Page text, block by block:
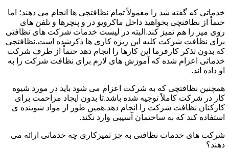
خدماتی که گفته شد را معمولاً تمام نظافتچی ها انجام می دهند؛ اما
حتماً از نظافتچی بخواهید داخل ماکرویو در و پنچرها و تلفن های
روی میز را هم تمیز کند.البته در لیست خدمات شرکت های نظافتی
برای نظافت شرکت کلیه این ریزه کاری ها ذکرشده است.نظافتچی
که بدون تذکر کارفرما این کارها را انجام دهد حتماً از طرف شرکت
خدماتی اعزام شده که آموزش های لازم برای نظافت شرکت را به
او داده اند.
همچنین نظافتچی که به شرکت اعزام می شود باید در مورد شیوه
کار در شرکت کاملاً توجیه شده باشد.تا بدون ایجاد مزاحمت برای
کارکنان نظافت شرکت را انجام دهد.همین طور از مواد شوینده ی
استفاده کند که به ساختمان آسیبی وارد نکند.
شرکت های خدمات نظافتی به جز تمیزکاری چه خدماتی ارائه می
دهند؟